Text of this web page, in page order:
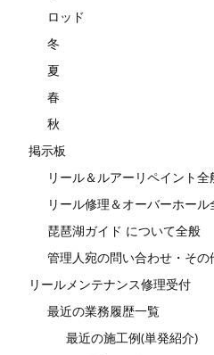
ロッド
冬
夏
春
秋
掲示板
リール＆ルアーリペイント全
リール修理＆オーバーホール
琵琶湖ガイド について全般
管理人宛の問い合わせ・その
リールメンテナンス修理受付
最近の業務履歴一覧
最近の施工例(単発紹介)